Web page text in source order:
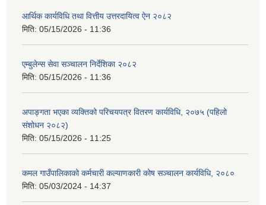
आर्थिक कार्यविधि तथा वित्तीय उत्तरदायित्व ऐन २०८२
मिति: 05/15/2026 - 11:36
एम्बुलेन्स सेवा सञ्चालन निर्देशिका २०८२
मिति: 05/15/2026 - 11:36
अपाङ्गता भएका व्यक्तिको परिचयपत्र वितरण कार्यविधि, २०७५ (पहिलो
संशोधन २०८२)
मिति: 05/15/2026 - 11:25
कमल गाउँपालिकाको कर्मचारी कल्याणकारी कोष सञ्चालन कार्यविधि, २०८०
मिति: 05/03/2024 - 14:37